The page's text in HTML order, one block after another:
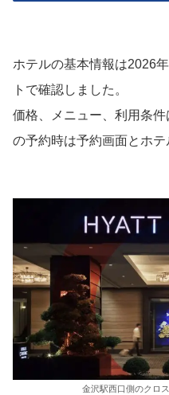
ホテルの基本情報は2026
トで確認しました。
価格、メニュー、利用条
の予約時は予約画面とホテ
金沢駅西口側のクロ